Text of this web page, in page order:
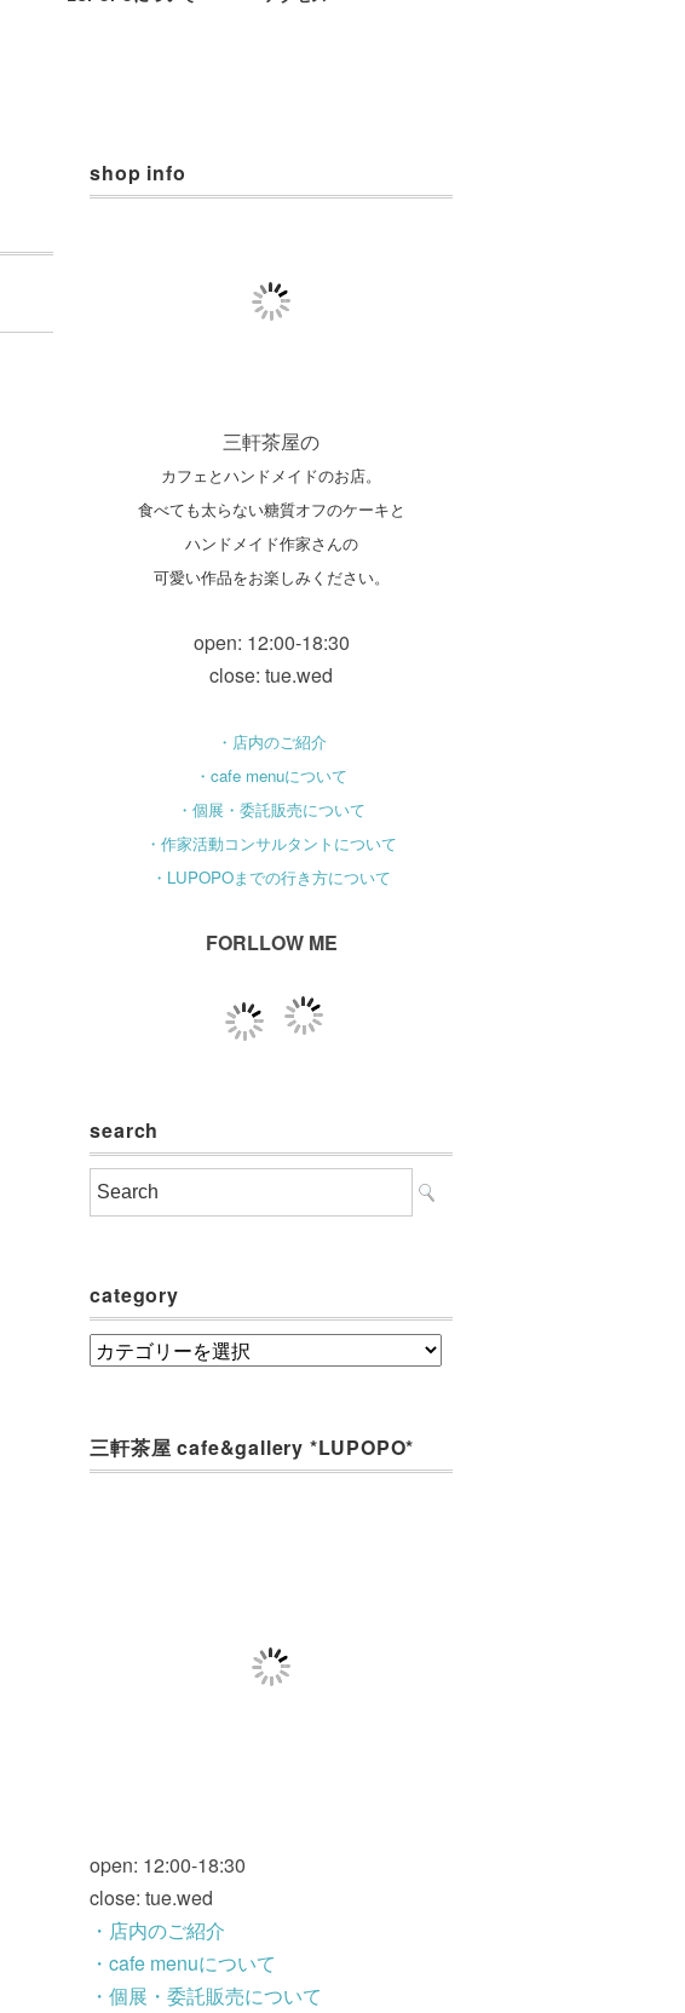
shop info
三軒茶屋の
カフェとハンドメイドのお店。
食べても太らない糖質オフのケーキと
ハンドメイド作家さんの
可愛い作品をお楽しみください。
open: 12:00-18:30
close: tue.wed
・店内のご紹介
・cafe menuについて
・個展・委託販売について
・作家活動コンサルタントについて
・LUPOPOまでの行き方について
FORLLOW ME
search
category
category
三軒茶屋 cafe&gallery *LUPOPO*
open: 12:00-18:30
close: tue.wed
・店内のご紹介
・cafe menuについて
・個展・委託販売について